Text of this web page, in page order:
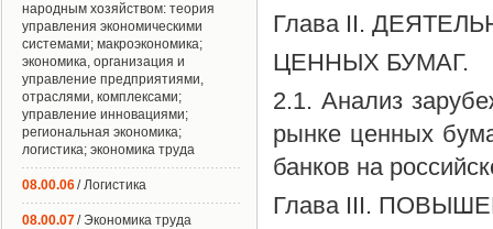
Глава II.
ЦЕННЫХ БУМАГ.
2.1. Анализ
рынке ценных
банков на
Глава III.
народным хозяйством: теория
управления экономическими
системами; макроэкономика;
экономика, организация и
управление предприятиями,
отраслями, комплексами;
управление инновациями;
региональная экономика;
логистика; экономика труда
08.00.06/ Логистика
08.00.07/ Экономика труда